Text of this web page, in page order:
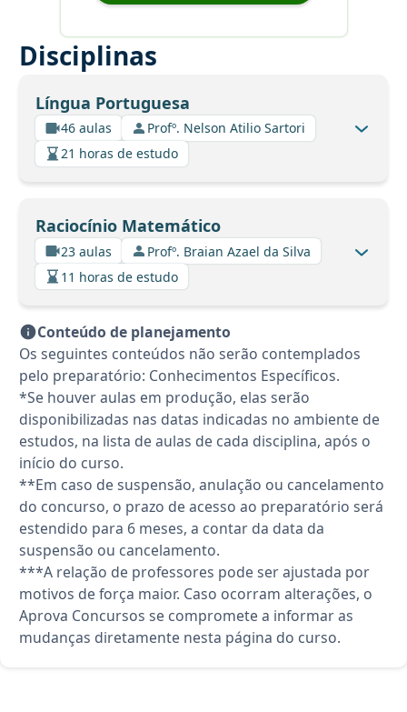
Disciplinas
Língua Portuguesa
46 aulas
Profº. Nelson Atilio Sartori
21 horas de estudo
Raciocínio Matemático
23 aulas
Profº. Braian Azael da Silva
11 horas de estudo
Conteúdo de planejamento
Os seguintes conteúdos não serão contemplados
pelo preparatório: Conhecimentos Específicos.
*Se houver aulas em produção, elas serão
disponibilizadas nas datas indicadas no ambiente de
estudos, na lista de aulas de cada disciplina, após o
início do curso.
**Em caso de suspensão, anulação ou cancelamento
do concurso, o prazo de acesso ao preparatório será
estendido para 6 meses, a contar da data da
suspensão ou cancelamento.
***A relação de professores pode ser ajustada por
motivos de força maior. Caso ocorram alterações, o
Aprova Concursos se compromete a informar as
mudanças diretamente nesta página do curso.